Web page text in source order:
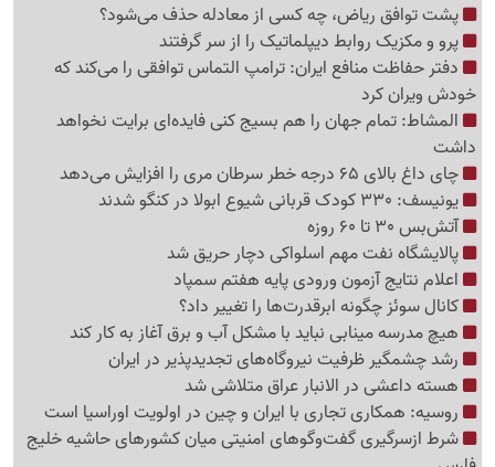
پشت توافق ریاض، چه کسی از معادله حذف می‌شود؟
پرو و مکزیک روابط دیپلماتیک را از سر گرفتند
دفتر حفاظت منافع ایران: ترامپ التماس توافقی را می‌کند که
خودش ویران کرد
المشاط: تمام جهان را هم بسیج کنی فایده‌ای برایت نخواهد
داشت
چای داغ بالای 65 درجه خطر سرطان مری را افزایش می‌دهد
یونیسف: 330 کودک قربانی شیوع ابولا در کنگو شدند
آتش‌بس 30 تا 60 روزه
پالایشگاه نفت مهم اسلواکی دچار حریق شد
اعلام نتایج آزمون ورودی پایه هفتم سمپاد
کانال سوئز چگونه ابرقدرت‌ها را تغییر داد؟
هیچ مدرسه مینابی نباید با مشکل آب و برق آغاز به کار کند
رشد چشمگیر ظرفیت نیروگاه‌های تجدیدپذیر در ایران
هسته داعشی در الانبار عراق متلاشی شد
روسیه: همکاری تجاری با ایران و چین در اولویت اوراسیا است
شرط ازسرگیری گفت‌وگوهای امنیتی میان کشورهای حاشیه خلیج